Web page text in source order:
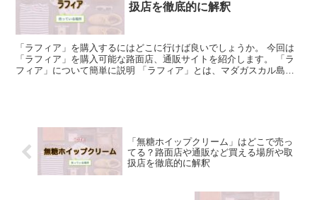
扱店を徹底的に解釈
「ラフィア」を購入するにはどこに行けば良いでしょうか。 今回は
「ラフィア」を購入可能な路面店、通販サイトを紹介します。 「ラ
フィア」について簡単に説明 「ラフィア」とは、マダガスカル島に
「無糖ホイップクリーム」はどこで売っ
てる？路面店や通販など買える場所や取
扱店を徹底的に解釈